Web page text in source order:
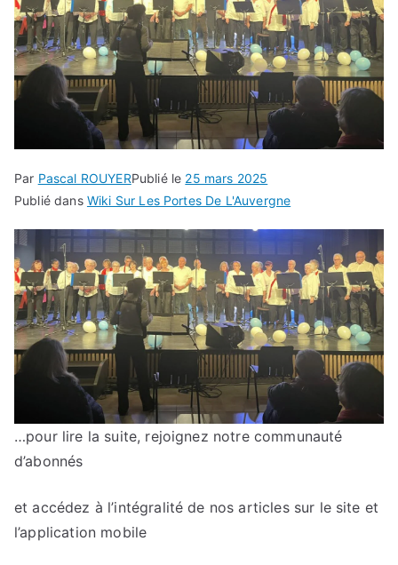
Par Pascal ROUYERPublié le 25 mars 2025
Publié dans Wiki Sur Les Portes De L'Auvergne
…pour lire la suite, rejoignez notre communauté
d’abonnés
et accédez à l’intégralité de nos articles sur le site et
l’application mobile